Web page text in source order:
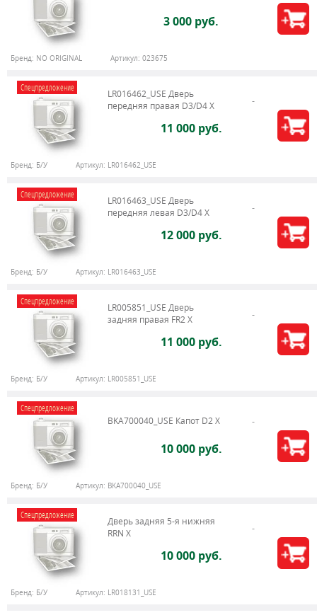
3 000 руб.
Бренд: NO ORIGINAL Артикул: 023675
Спецпредложение
LR016462_USE Дверь
передняя правая D3/D4 Х
11 000 руб.
Бренд: Б/У Артикул: LR016462_USE
Спецпредложение
LR016463_USE Дверь
передняя левая D3/D4 Х
12 000 руб.
Бренд: Б/У Артикул: LR016463_USE
Спецпредложение
LR005851_USE Дверь
задняя правая FR2 X
11 000 руб.
Бренд: Б/У Артикул: LR005851_USE
Спецпредложение
BKA700040_USE Капот D2 X
10 000 руб.
Бренд: Б/У Артикул: BKA700040_USE
Спецпредложение
Дверь задняя 5-я нижняя
RRN X
10 000 руб.
Бренд: Б/У Артикул: LR018131_USE